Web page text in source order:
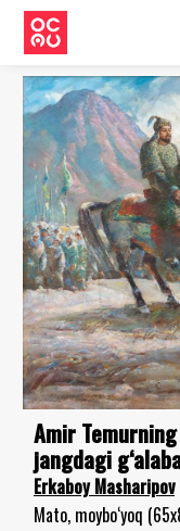
Amir Temurning
jangdagi
Erkaboy Masharipov
Mato, moybo‘yoq